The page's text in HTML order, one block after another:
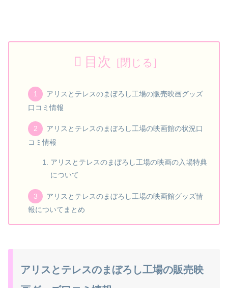
目次
アリスとテレスのまぼろし工場の販売映画グッズ
口コミ情報
アリスとテレスのまぼろし工場の映画館の状況口
コミ情報
アリスとテレスのまぼろし工場の映画の入場特典
について
アリスとテレスのまぼろし工場の映画館グッズ情
報についてまとめ
アリスとテレスのまぼろし工場の販売映